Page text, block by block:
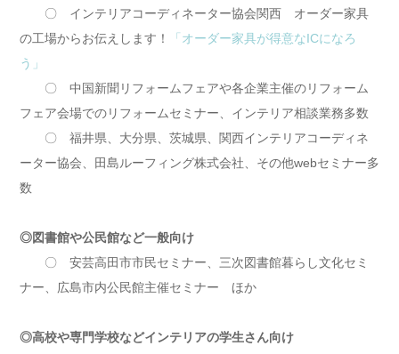
〇 インテリアコーディネーター協会関西 オーダー家具
の工場からお伝えします！
「オーダー家具が得意なICになろ
う」
〇 中国新聞リフォームフェアや各企業主催のリフォーム
フェア会場でのリフォームセミナー、インテリア相談業務多数
〇 福井県、大分県、茨城県、関西インテリアコーディネ
ーター協会、田島ルーフィング株式会社、その他webセミナー多
数
◎図書館や公民館など一般向け
〇 安芸高田市市民セミナー、三次図書館暮らし文化セミ
ナー、広島市内公民館主催セミナー ほか
◎高校や専門学校などインテリアの学生さん向け